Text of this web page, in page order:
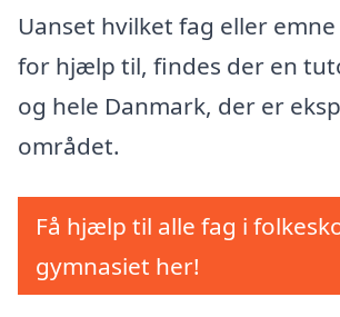
Uanset hvilket fag eller
for hjælp til, findes der en
og hele Danmark, der er
området.
Få hjælp til alle fag i
gymnasiet her!